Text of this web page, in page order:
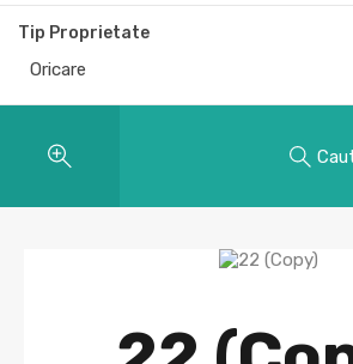
Tip Proprietate
Oricare